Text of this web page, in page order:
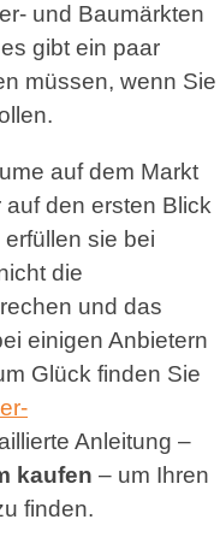
und Baumärkten
gibt ein paar
müssen, wenn Sie
auf dem Markt
den ersten Blick
sie bei
die
und das
einigen Anbietern
Glück finden Sie
Anleitung –
kaufen – um Ihren
finden.